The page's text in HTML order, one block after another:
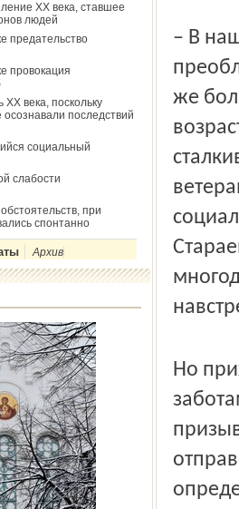
ХХ века, ставшее
людей
предательство
провокация
ХХ века, поскольку
последствий
социальный
слабости
при
спонтанно
Архив
– В
же
Но